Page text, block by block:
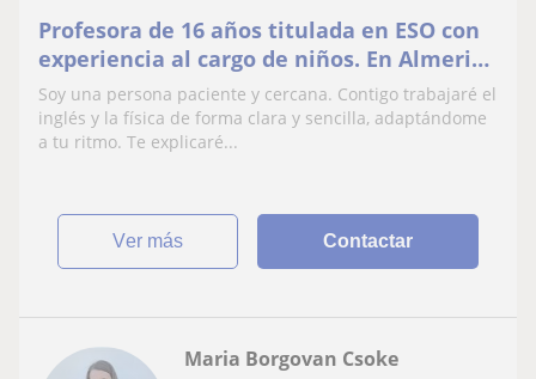
Profesora de 16 años titulada en ESO con
experiencia al cargo de niños. En Almeria
disponibilidad de clases de Inglés y Física.
Soy una persona paciente y cercana. Contigo trabajaré el
inglés y la física de forma clara y sencilla, adaptándome
a tu ritmo. Te explicaré...
ver más Contactar
Maria Borgovan Csoke